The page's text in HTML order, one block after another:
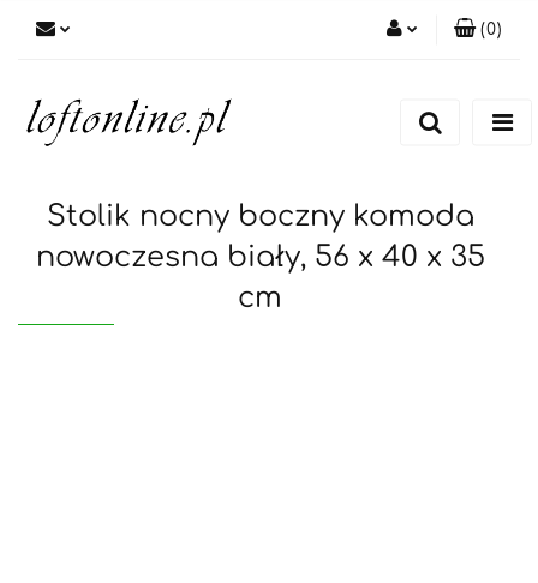
(0)
Stolik nocny boczny komoda
nowoczesna biały, 56 x 40 x 35
cm